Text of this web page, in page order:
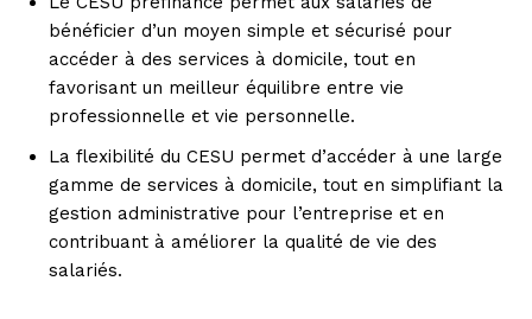
bénéficier d’un moyen simple et sécurisé pour
accéder à des services à domicile, tout en
favorisant un meilleur équilibre entre vie
professionnelle et vie personnelle.
La flexibilité du CESU permet d’accéder à une large
gamme de services à domicile, tout en simplifiant la
gestion administrative pour l’entreprise et en
contribuant à améliorer la qualité de vie des
salariés.